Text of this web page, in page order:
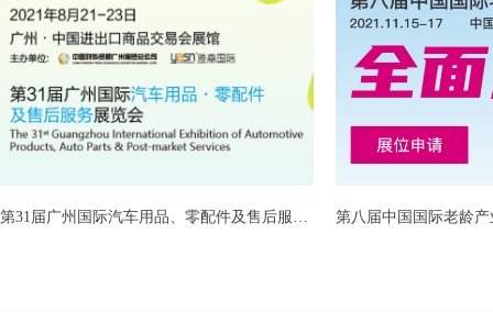
第31届广州国际汽车用品、零配件及售后服务展
第八届中国国际老龄